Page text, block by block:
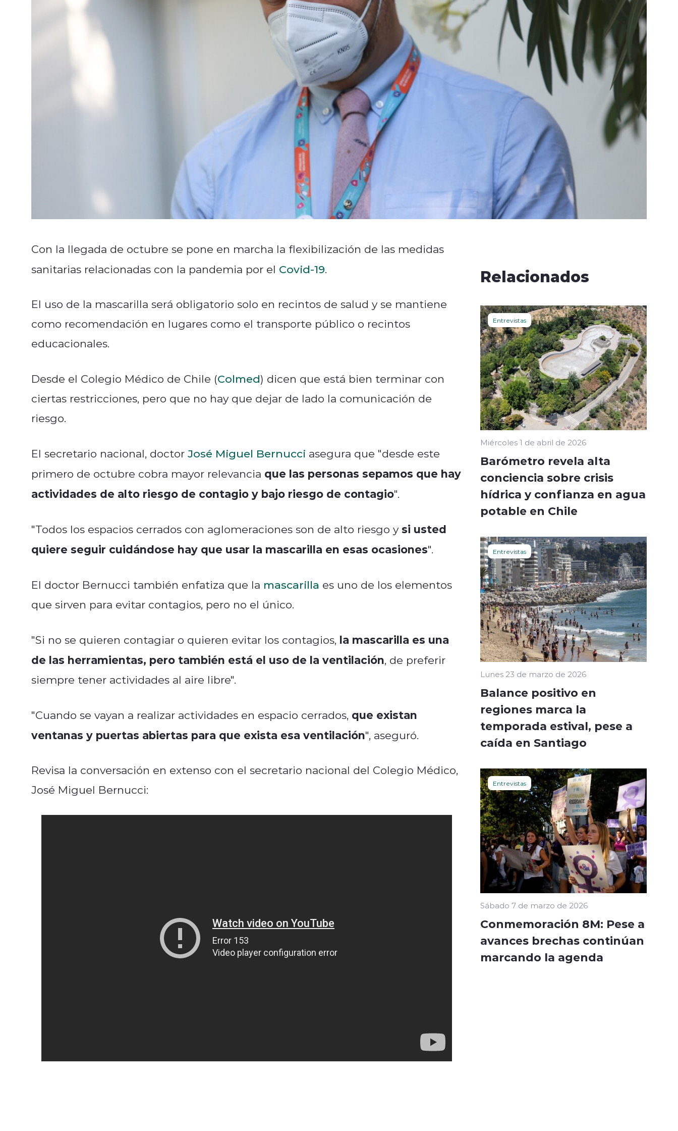
Con la llegada de octubre se pone en marcha la flexibilización de las medidas
sanitarias relacionadas con la pandemia por el Covid-19.
El uso de la mascarilla será obligatorio solo en recintos de salud y se mantiene
como recomendación en lugares como el transporte público o recintos
educacionales.
Desde el Colegio Médico de Chile (Colmed) dicen que está bien terminar con
ciertas restricciones, pero que no hay que dejar de lado la comunicación de
riesgo.
El secretario nacional, doctor José Miguel Bernucci asegura que "desde este
primero de octubre cobra mayor relevancia que las personas sepamos que hay
actividades de alto riesgo de contagio y bajo riesgo de contagio".
"Todos los espacios cerrados con aglomeraciones son de alto riesgo y si usted
quiere seguir cuidándose hay que usar la mascarilla en esas ocasiones".
El doctor Bernucci también enfatiza que la mascarilla es uno de los elementos
que sirven para evitar contagios, pero no el único.
"Si no se quieren contagiar o quieren evitar los contagios, la mascarilla es una
de las herramientas, pero también está el uso de la ventilación, de preferir
siempre tener actividades al aire libre".
"Cuando se vayan a realizar actividades en espacio cerrados, que existan
ventanas y puertas abiertas para que exista esa ventilación", aseguró.
Revisa la conversación en extenso con el secretario nacional del Colegio Médico,
José Miguel Bernucci:
Relacionados
Entrevistas
Miércoles 1 de abril de 2026
Barómetro revela alta
conciencia sobre crisis
hídrica y confianza en agua
potable en Chile
Entrevistas
Lunes 23 de marzo de 2026
Balance positivo en
regiones marca la
temporada estival, pese a
caída en Santiago
Entrevistas
Sábado 7 de marzo de 2026
Conmemoración 8M: Pese a
avances brechas continúan
marcando la agenda